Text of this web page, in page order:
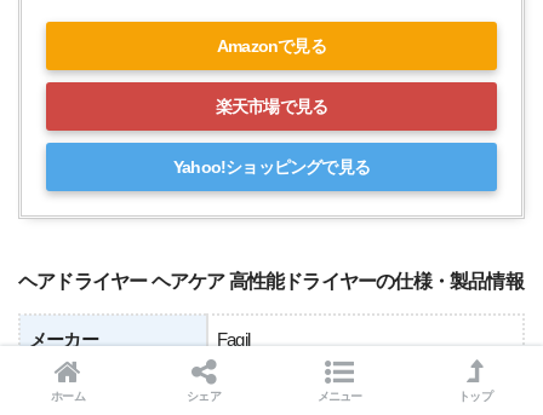
Amazonで見る
楽天市場で見る
Yahoo!ショッピングで見る
ヘアドライヤー ヘアケア 高性能ドライヤーの仕様・製品情報
メーカー Fagil
サイズ 0.3 x 0.3 x 0.2 cm
ホーム シェア メニュー トップ